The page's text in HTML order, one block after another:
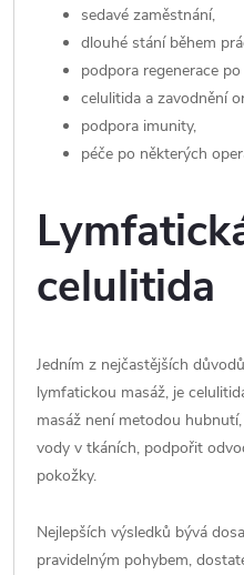
sedavé zaměstnání,
dlouhé stání během
podpora regenerace
celulitida a zavodnění
podpora imunity,
péče po některých
celulitida
Jedním z nejčastějších
lymfatickou masáž, je
masáž není metodou
vody v tkáních, podpořit
pokožky.
Nejlepších výsledků bývá
pravidelným pohybem,